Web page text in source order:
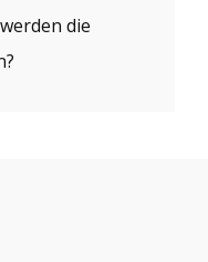
die